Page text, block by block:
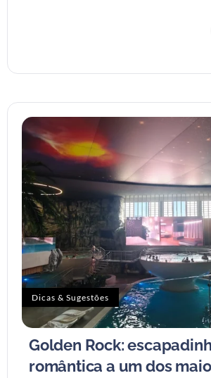
Dicas & Sugestões
Golden Rock:
romântica a um dos